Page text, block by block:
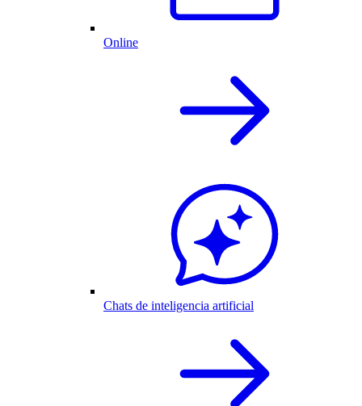
Online
Chats de inteligencia artificial